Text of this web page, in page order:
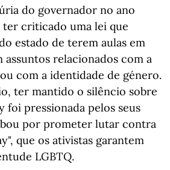
do governador no ano
ter criticado uma lei que
estado de terem aulas em
assuntos relacionados com a
com a identidade de género.
ter mantido o silêncio sobre
foi pressionada pelos seus
por prometer lutar contra
que os ativistas garantem
LGBTQ.